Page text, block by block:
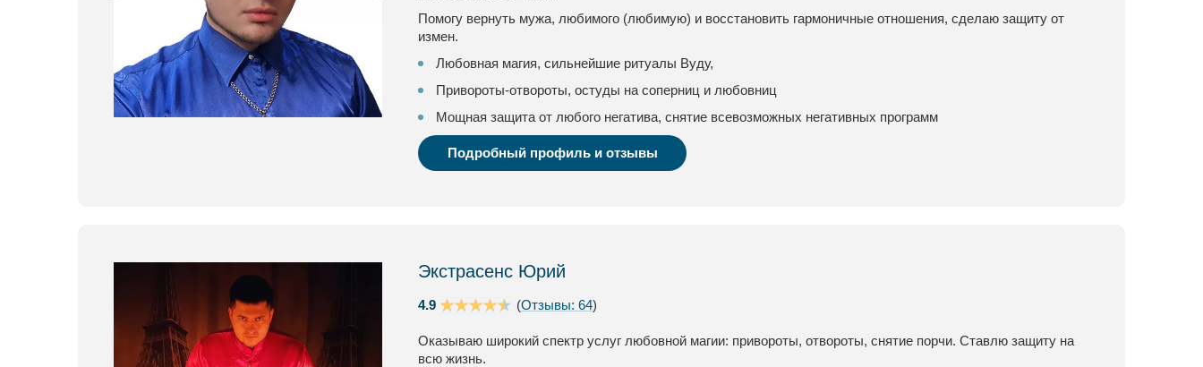
Помогу вернуть мужа, любимого (любимую) и восстановить гармоничные отношения, сделаю защиту от
измен.
Любовная магия, сильнейшие ритуалы Вуду,
Привороты-отвороты, остуды на соперниц и любовниц
Мощная защита от любого негатива, снятие всевозможных негативных программ
Подробный профиль и отзывы
Экстрасенс Юрий
4.9 (Отзывы: 64)
Оказываю широкий спектр услуг любовной магии: привороты, отвороты, снятие порчи. Ставлю защиту на
всю жизнь.